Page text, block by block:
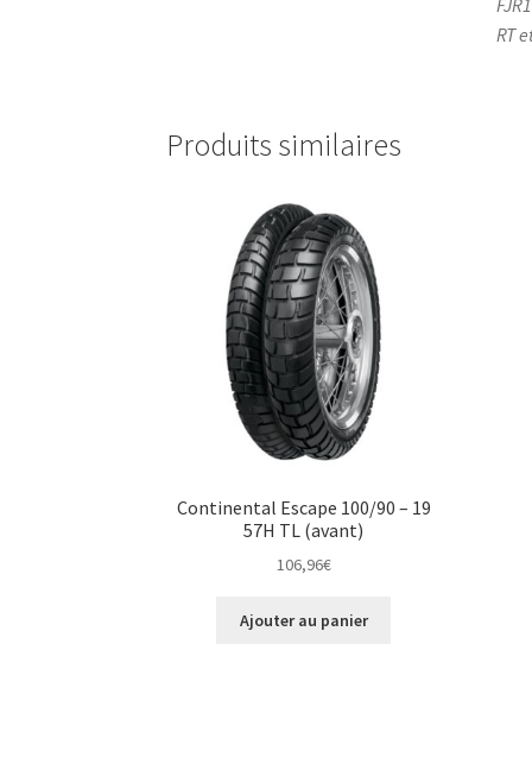
RT
Produits similaires
Continental Escape 100/90 – 19
57H TL (avant)
106,96€
Ajouter au panier